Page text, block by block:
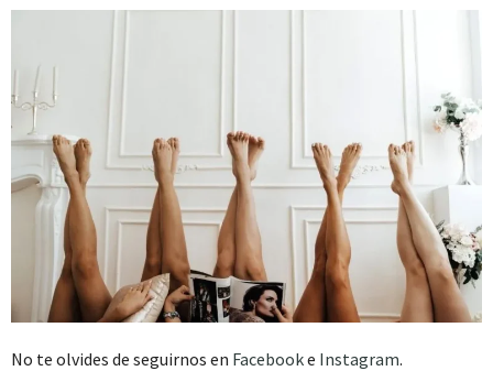
No te olvides de seguirnos en Facebooke Instagram.